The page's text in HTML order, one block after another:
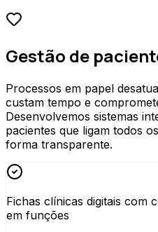
Gestão de
Processos em papel
custam tempo e
Desenvolvemos sistemas
pacientes que ligam todos
forma transparente.
Fichas clínicas digitais com
em funções